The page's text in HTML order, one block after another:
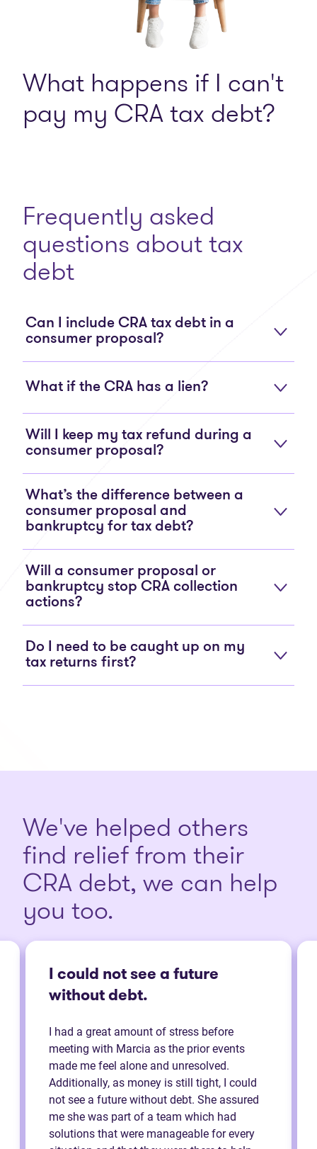
What happens if I can't
pay my CRA tax debt?
Frequently asked
questions about tax
debt
Can I include CRA tax debt in a
consumer proposal?
What if the CRA has a lien?
Will I keep my tax refund during a
consumer proposal?
What’s the difference between a
consumer proposal and
bankruptcy for tax debt?
Will a consumer proposal or
bankruptcy stop CRA collection
actions?
Do I need to be caught up on my
tax returns first?
We've helped others
find relief from their
CRA debt, we can help
you too.
I could not see a future
without debt.
I had a great amount of stress before
meeting with Marcia as the prior events
made me feel alone and unresolved.
Additionally, as money is still tight, I could
not see a future without debt. She assured
me she was part of a team which had
solutions that were manageable for every